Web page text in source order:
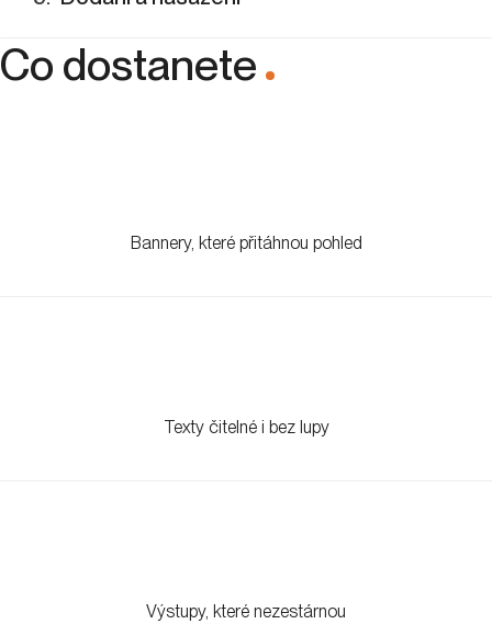
Co dostanete
.
Bannery, které přitáhnou pohled
Texty čitelné i bez lupy
Výstupy, které nezestárnou